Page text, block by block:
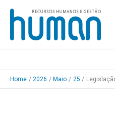
Skip
content
Home 2026 Maio 25